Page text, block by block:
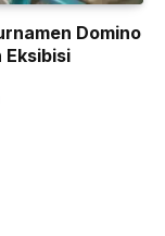
Domino
Eksibisi